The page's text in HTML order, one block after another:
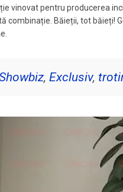
vinovat pentru producerea
combinație. Băieții, tot băieți!
, Exclusiv,